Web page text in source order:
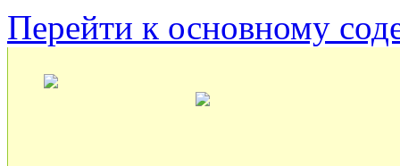
Перейти к основному